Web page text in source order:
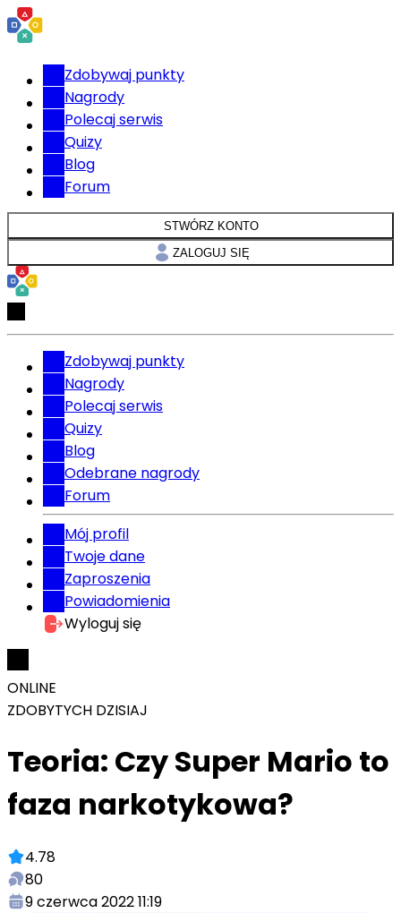
Zdobywaj punkty
Nagrody
Polecaj serwis
Quizy
Blog
Forum
STWÓRZ KONTO
ZALOGUJ SIĘ
Zdobywaj punkty
Nagrody
Polecaj serwis
Quizy
Blog
Odebrane nagrody
Forum
Mój profil
Twoje dane
Zaproszenia
Powiadomienia
Wyloguj się
ONLINE
ZDOBYTYCH DZISIAJ
Teoria: Czy Super Mario to
faza narkotykowa?
4.78
80
9 czerwca 2022 11:19